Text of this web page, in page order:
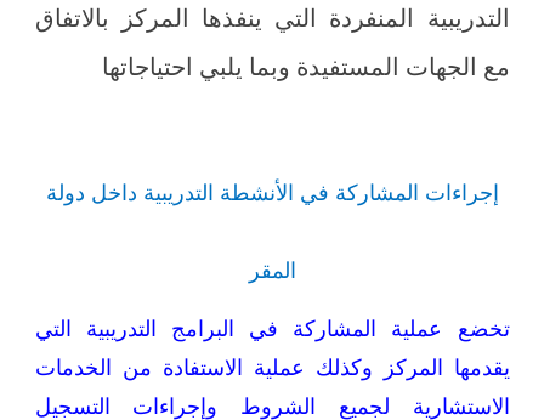
التدريبية المنفردة التي ينفذها المركز بالاتفاق
مع الجهات المستفيدة وبما يلبي احتياجاتها
إجراءات المشاركة في الأنشطة التدريبية داخل دولة
المقر
تخضع عملية المشاركة في البرامج التدريبية التي
يقدمها المركز وكذلك عملية الاستفادة من الخدمات
الاستشارية لجميع الشروط وإجراءات التسجيل